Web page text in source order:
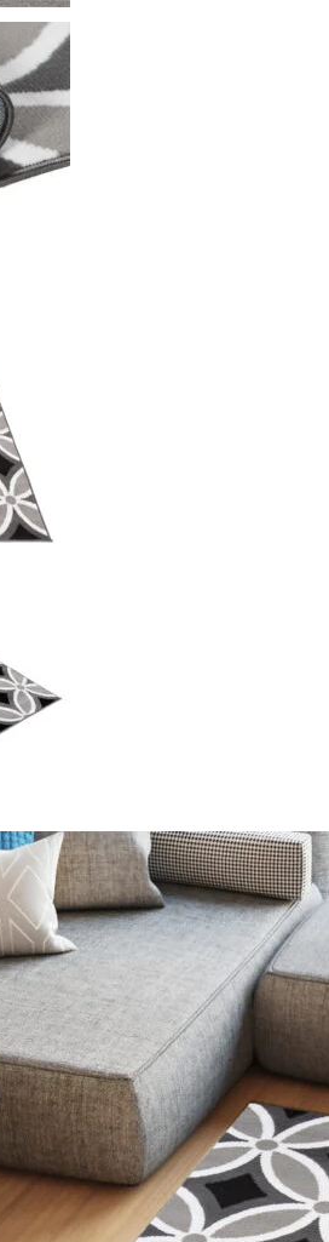
Noodzakelijke cookies zijn essentieel voor de
cookies slaan geen persoonlijk identificeerbare
Voorkeuren
Cookies voor voorkeuren stellen een website
verandert, zoals uw voorkeurstaal of de regio
interessant zijn voor de individuele gebruiker
Niet-geclassificeerd
Niet-geclassificeerde cookies zijn cookies die